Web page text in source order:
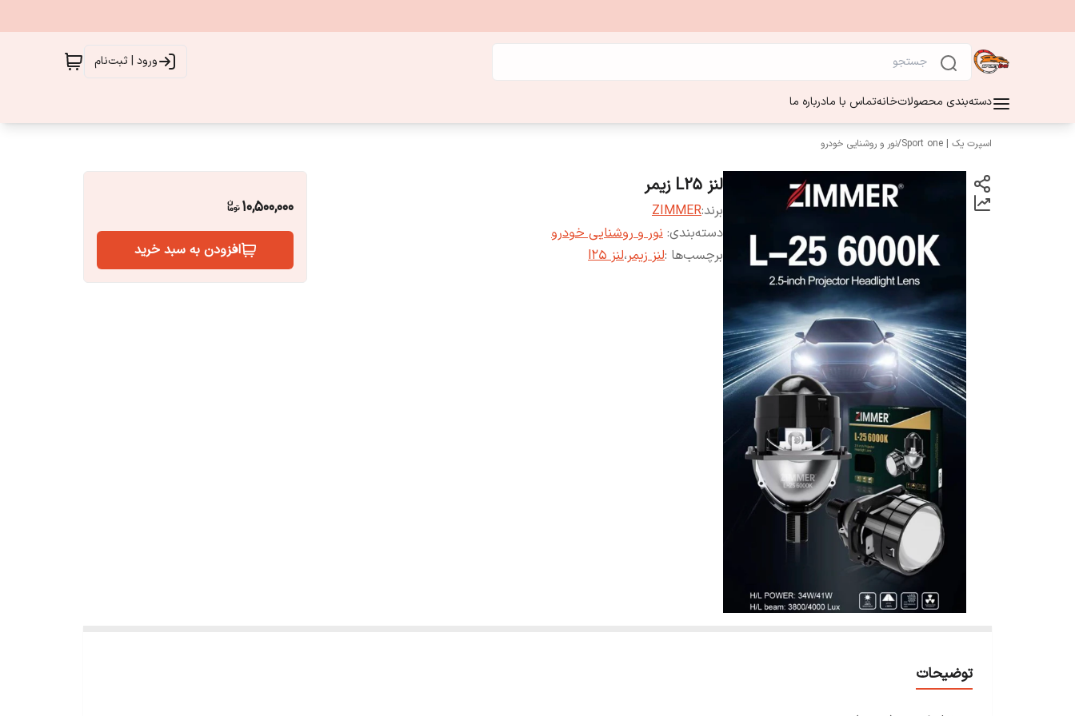
ورود | ثبت‌نام
دسته‌بندی محصولاتخانهتماس با مادرباره ما
اسپرت یک | Sport one /نور و روشنایی خودرو
لنز L25 زیمر
برند:ZIMMER
دسته‌بندی: نور و روشنایی خودرو
برچسب‌ها :لنز زیمر،لنز l25
10,500,000
افزودن به سبد خرید
توضیحات